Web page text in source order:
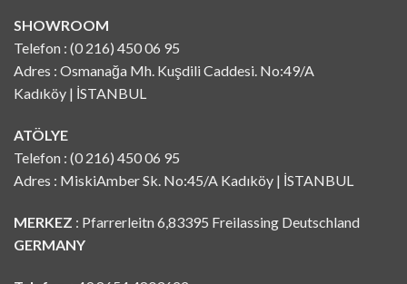
SHOWROOM
Telefon : (0 216) 450 06 95
Adres : Osmanağa Mh. Kuşdili Caddesi. No:49/A
Kadıköy | İSTANBUL
ATÖLYE
Telefon : (0 216) 450 06 95
Adres : MiskiAmber Sk. No:45/A Kadıköy | İSTANBUL
MERKEZ : Pfarrerleitn 6,83395 Freilassing Deutschland
GERMANY